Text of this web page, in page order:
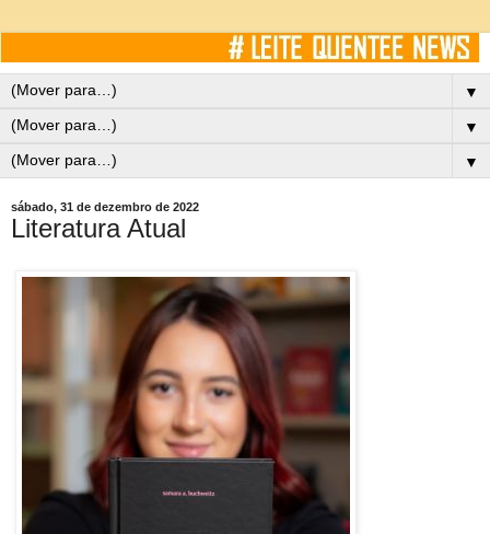
▼
▼
▼
sábado, 31 de dezembro de 2022
Literatura Atual